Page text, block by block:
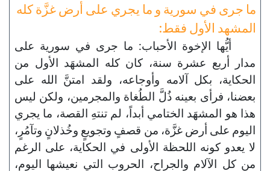
ما جرى في سورية و ما يجري على أرض غزَّة كله
المشهد الأول فقط:
أيُّها الإخوة الأحباب: ما جرى في سورية على
مدار أربع عشرة سنة، كان كله المشهَد الأول من
الحكاية، بكل آلامه وأوجاعه، ولقد امتنَّ الله على
بعضنا، فرأى بعينه ذُلَّ الطُغاة والمجرمين، ولكن ليس
هذا هو المشهَد الختامي أبداً، لم تنتهِ القصة، ما يجري
اليوم على أرض غزَّة، من قصفٍ وتجويعٍ وخُذلانٍ وتآمُرٍ،
لا يعدو كونه اللحظة الأولى في الحكاية، على الرغم
من كل الآلام والجراح، الحروب التي نعيشها اليوم،